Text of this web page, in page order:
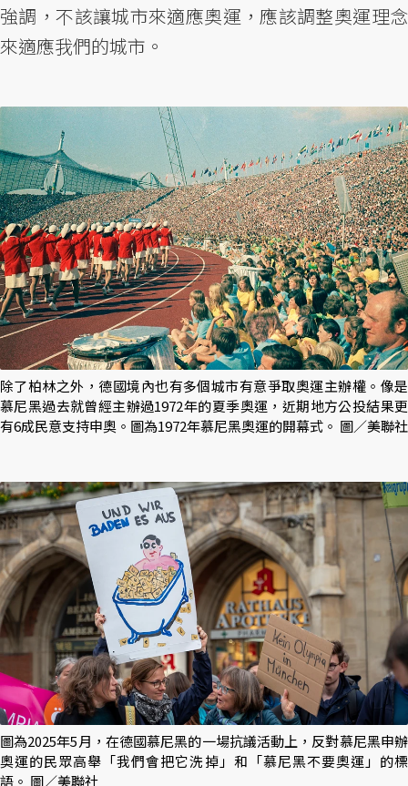
強調，不該讓城市來適應奧運，應該調整奧運理念
來適應我們的城市。
除了柏林之外，德國境內也有多個城市有意爭取奧運主辦權。像是
慕尼黑過去就曾經主辦過1972年的夏季奧運，近期地方公投結果更
有6成民意支持申奧。圖為1972年慕尼黑奧運的開幕式。 圖／美聯社
圖為2025年5月，在德國慕尼黑的一場抗議活動上，反對慕尼黑申辦
奧運的民眾高舉「我們會把它洗掉」和「慕尼黑不要奧運」的標
語。 圖／美聯社